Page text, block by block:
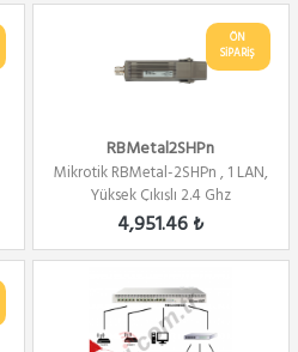
ÖN
SİPARİŞ
RBMetal2SHPn
Mikrotik RBMetal-2SHPn , 1 LAN,
Yüksek Çıkışlı 2.4 Ghz
802.11b/g/...
4,951.46 ₺